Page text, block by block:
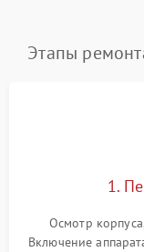
Этапы
1.
Осмотр
Включение